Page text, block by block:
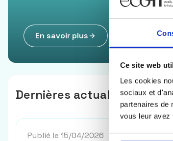
Ce site web
Les cookies
sociaux et
partenaires de
vous leur avez
En savoir plus
Dernières actualités
Publié le 15/04/2026